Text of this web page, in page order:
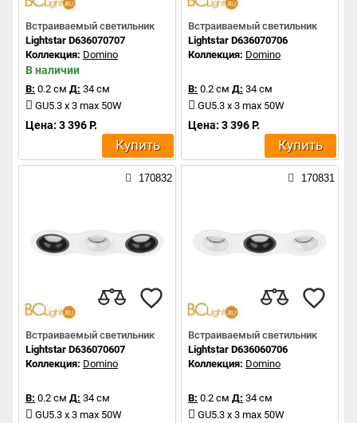
Встраиваемый светильник
Lightstar D636070707
Коллекция: Domino
В наличии
В: 0.2 см Д: 34 см
GU5.3 x 3 max 50W
Цена: 3 396 Р.
Купить
Встраиваемый светильник
Lightstar D636070706
Коллекция: Domino
В: 0.2 см Д: 34 см
GU5.3 x 3 max 50W
Цена: 3 396 Р.
Купить
170832
Встраиваемый светильник
Lightstar D636070607
Коллекция: Domino
В: 0.2 см Д: 34 см
GU5.3 x 3 max 50W
170831
Встраиваемый светильник
Lightstar D636060706
Коллекция: Domino
В: 0.2 см Д: 34 см
GU5.3 x 3 max 50W